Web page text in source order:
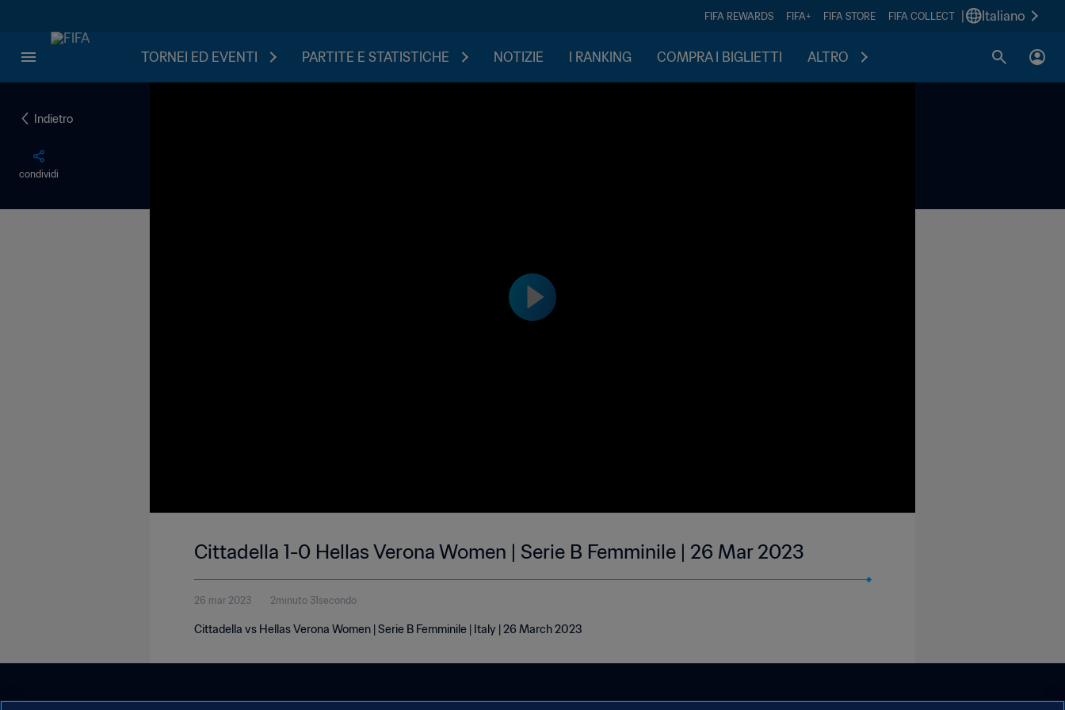
FIFA REWARDS FIFA+ FIFA STORE FIFA COLLECT Italiano
TORNEI ED EVENTI PARTITE E STATISTICHE NOTIZIE I RANKING COMPRA I BIGLIETTI ALTRO
Indietro
condividi
Cittadella 1-0 Hellas Verona Women | Serie B Femminile | 26 Mar 2023
26 mar 2023 2minuto 31secondo
Cittadella vs Hellas Verona Women | Serie B Femminile | Italy | 26 March 2023